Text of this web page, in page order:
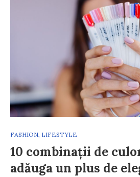
FASHION, LIFESTYLE
10 combinații de
adăuga un plus de